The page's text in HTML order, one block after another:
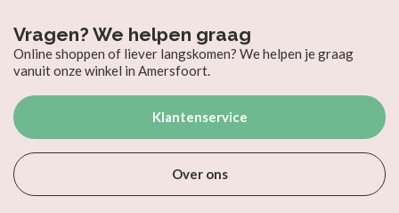
Vragen? We helpen graag
Online shoppen of liever langskomen? We helpen je graag
vanuit onze winkel in Amersfoort.
Klantenservice
Over ons